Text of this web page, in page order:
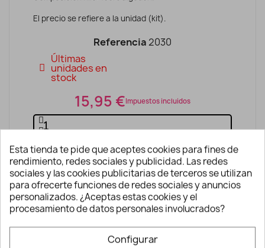
El precio se refiere a la unidad (kit).
Referencia 2030
Últimas
unidades en
stock
15,95 €Impuestos incluidos
AÑADIR A LA CESTA
Esta tienda te pide que aceptes cookies para fines de
rendimiento, redes sociales y publicidad. Las redes
sociales y las cookies publicitarias de terceros se utilizan
para ofrecerte funciones de redes sociales y anuncios
personalizados. ¿Aceptas estas cookies y el
procesamiento de datos personales involucrados?
Configurar